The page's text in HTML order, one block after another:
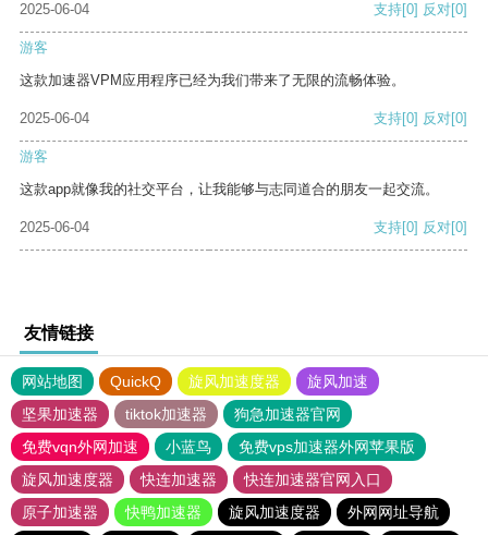
2025-06-04
支持[0] 反对[0]
游客
这款加速器VPM应用程序已经为我们带来了无限的流畅体验。
2025-06-04 支持[0] 反对[0]
游客
这款app就像我的社交平台，让我能够与志同道合的朋友一起交流。
2025-06-04 支持[0] 反对[0]
友情链接
网站地图 QuickQ 旋风加速度器
旋风加速
坚果加速器
tiktok加速器
狗急加速器官网
免费vqn外网加速
小蓝鸟
免费vps加速器外网苹果版
旋风加速度器
快连加速器
快连加速器官网入口
原子加速器
快鸭加速器 旋风加速度器
外网网址导航